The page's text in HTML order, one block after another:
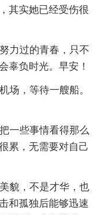
其实她已经受伤很
力过的青春，只不
辜负时光。早安！
场，等待一艘船。
一些事情看得那么
累，无需要对自己
貌，不是才华，也
和孤独后能够迅速